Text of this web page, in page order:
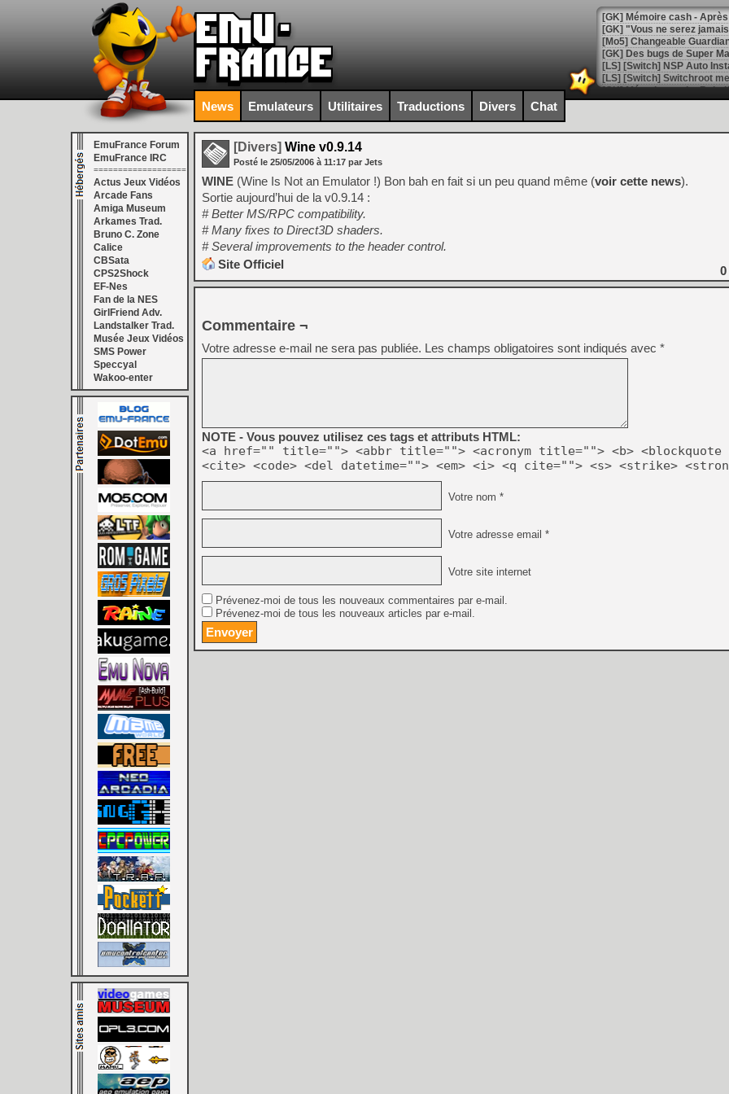
[GK] Mémoire cash -
[GK] "Vous ne serez
[Mo5] Changeable
[GK] Des bugs de Super
[LS] [Switch] NSP Auto
[GK] La saga horrifique
[GK] Le portage de Super
[Mo5] Le jeu de course
[GK] Guillermo del Toro
[GK] Mistfall Hunter : déjà
[GK] Wo Long 2 évolue
[GK] Crossfire : un TPS à
[LS] [PS5] Premiers
[Mo5] DOOM arrive en
[GK] Bethesda fête les 30
[GK] Roblox : l'action en
[GK] Agenda - GeForce
[LS] [PS5] ps5-y2jb-
[GK] Pourquoi Marvel
[GK] Test : Restory : Chill
[GK] GTA 6 : Rockstar
[GK] Hot Wheels Infinite
[GK] Mémoire cash -
[GK] Résultats Nintendo :
[GK] Dans ce jeu de
News Emulateurs Utilitaires Traductions Divers Chat
EmuFrance Forum
EmuFrance IRC
===================
Actus Jeux Vidéos
Arcade Fans
Amiga Museum
Arkames Trad.
Bruno C. Zone
Calice
CBSata
CPS2Shock
EF-Nes
Fan de la NES
GirlFriend Adv.
Landstalker Trad.
Musée Jeux Vidéos
SMS Power
Speccyal
Wakoo-enter
[Divers] Wine v0.9.14
Posté le 25/05/2006 à 11:17 par Jets
WINE (Wine Is Not an Emulator !) Bon bah en fait si un peu quand même (voir cette news).
Sortie aujourd’hui de la v0.9.14 :
# Better MS/RPC compatibility.
# Many fixes to Direct3D shaders.
# Several improvements to the header control.
Site Officiel
0
Commentaire ¬
Votre adresse e-mail ne sera pas publiée. Les champs obligatoires sont indiqués avec *
NOTE - Vous pouvez utilisez ces tags et attributs HTML:
<a href="" title=""> <abbr title=""> <acronym title=""> <b> <blockquote
<cite> <code> <del datetime=""> <em> <i> <q cite=""> <s> <strike>
Votre nom *
Votre adresse email *
Votre site internet
Prévenez-moi de tous les nouveaux commentaires par e-mail.
Prévenez-moi de tous les nouveaux articles par e-mail.